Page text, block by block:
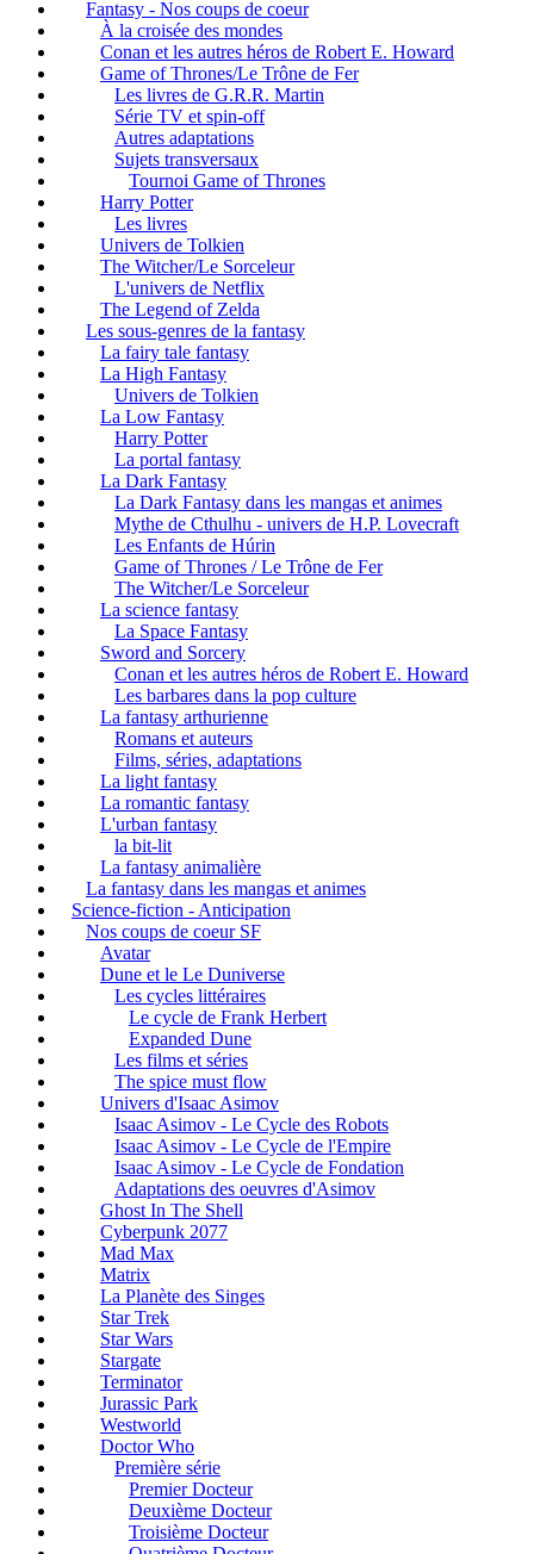
Fantasy - Nos coups de coeur
À la croisée des mondes
Conan et les autres héros de Robert E. Howard
Game of Thrones/Le Trône de Fer
Les livres de G.R.R. Martin
Série TV et spin-off
Autres adaptations
Sujets transversaux
Tournoi Game of Thrones
Harry Potter
Les livres
Univers de Tolkien
The Witcher/Le Sorceleur
L'univers de Netflix
The Legend of Zelda
Les sous-genres de la fantasy
La fairy tale fantasy
La High Fantasy
Univers de Tolkien
La Low Fantasy
Harry Potter
La portal fantasy
La Dark Fantasy
La Dark Fantasy dans les mangas et animes
Mythe de Cthulhu - univers de H.P. Lovecraft
Les Enfants de Húrin
Game of Thrones / Le Trône de Fer
The Witcher/Le Sorceleur
La science fantasy
La Space Fantasy
Sword and Sorcery
Conan et les autres héros de Robert E. Howard
Les barbares dans la pop culture
La fantasy arthurienne
Romans et auteurs
Films, séries, adaptations
La light fantasy
La romantic fantasy
L'urban fantasy
la bit-lit
La fantasy animalière
La fantasy dans les mangas et animes
Science-fiction - Anticipation
Nos coups de coeur SF
Avatar
Dune et le Le Duniverse
Les cycles littéraires
Le cycle de Frank Herbert
Expanded Dune
Les films et séries
The spice must flow
Univers d'Isaac Asimov
Isaac Asimov - Le Cycle des Robots
Isaac Asimov - Le Cycle de l'Empire
Isaac Asimov - Le Cycle de Fondation
Adaptations des oeuvres d'Asimov
Ghost In The Shell
Cyberpunk 2077
Mad Max
Matrix
La Planète des Singes
Star Trek
Star Wars
Stargate
Terminator
Jurassic Park
Westworld
Doctor Who
Première série
Premier Docteur
Deuxième Docteur
Troisième Docteur